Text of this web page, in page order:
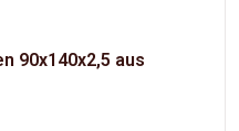
90x140x2,5 aus